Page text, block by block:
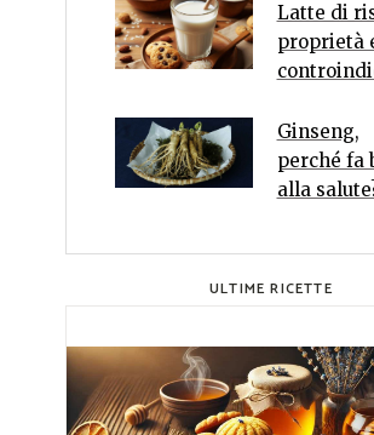
Latte di
proprietà
Ginseng,
perché fa
alla
ULTIME RICETTE